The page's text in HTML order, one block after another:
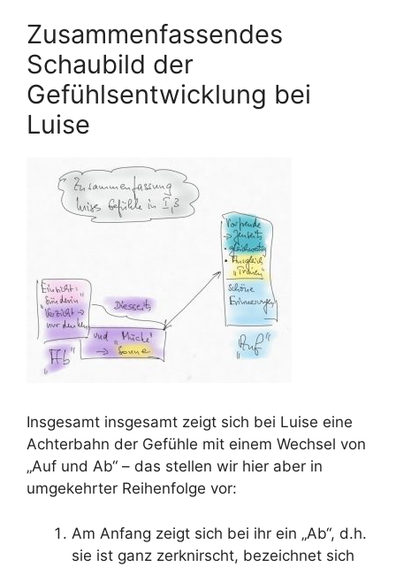
Zusammenfassendes
Schaubild der
Gefühlsentwicklung bei
Luise
Insgesamt insgesamt zeigt sich bei Luise eine
Achterbahn der Gefühle mit einem Wechsel von
„Auf und Ab“ – das stellen wir hier aber in
umgekehrter Reihenfolge vor:
Am Anfang zeigt sich bei ihr ein „Ab“, d.h.
sie ist ganz zerknirscht, bezeichnet sich